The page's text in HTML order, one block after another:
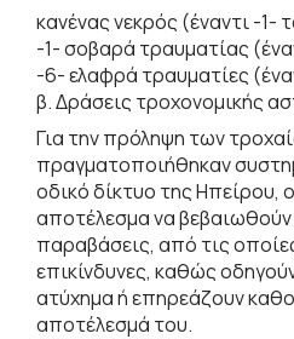
κανένας νεκρός (έναντι -1-
-1- σοβαρά τραυματίας
-6- ελαφρά τραυματίες
β. Δράσεις τροχονομικής
Για την πρόληψη των
πραγματοποιήθηκαν
οδικό δίκτυο της Ηπείρου,
αποτέλεσμα να βεβαιωθούν
παραβάσεις, από τις
επικίνδυνες, καθώς
ατύχημα ή επηρεάζουν
αποτέλεσμά του.